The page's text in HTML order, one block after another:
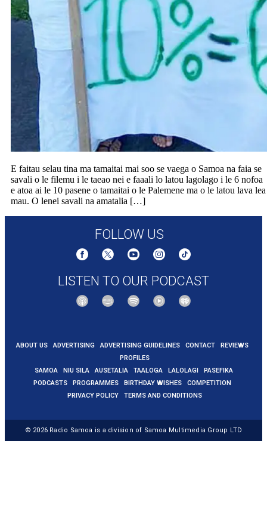
E faitau selau tina ma tamaitai mai soo se vaega o Samoa na faia se
savali o le filemu i le taeao nei e faaali lo latou lagolago i le 6 nofoa
e atoa ai le 10 pasene o tamaitai o le Palemene ma o le latou lava lea
mau. O lenei savali na amatalia […]
FOLLOW US
LISTEN TO OUR PODCAST
ABOUT US ADVERTISING ADVERTISING GUIDELINES CONTACT
REVIEWS
PROFILES
SAMOA
NIU SILA AUSETALIA TAALOGA LALOLAGI
PASEFIKA
PODCASTS
PROGRAMMES BIRTHDAY WISHES
COMPETITION
PRIVACY POLICY
TERMS AND CONDITIONS
© 2026 Radio Samoa is a division of Samoa Multimedia Group LTD